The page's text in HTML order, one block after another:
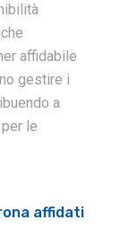
affidabile
gestire i
a
le
affidati